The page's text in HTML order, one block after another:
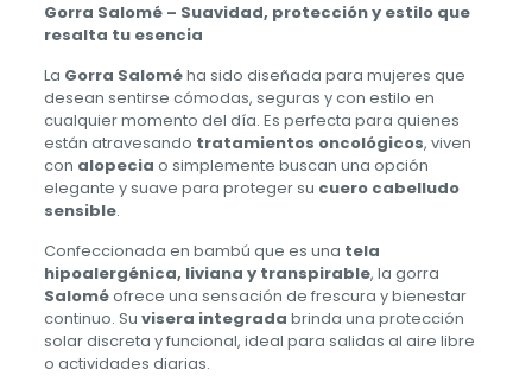
Gorra Salomé – Suavidad, protección y estilo que
resalta tu esencia
La Gorra Saloméha sido diseñada para mujeres que
desean sentirse cómodas, seguras y con estilo en
cualquier momento del día. Es perfecta para quienes
están atravesando tratamientos oncológicos, viven
con alopecia o simplemente buscan una opción
elegante y suave para proteger su cuero cabelludo
sensible.
Confeccionada en bambú que es una tela
hipoalergénica, liviana y transpirable, la gorra
Saloméofrece una sensación de frescura y bienestar
continuo. Su visera integrada brinda una protección
solar discreta y funcional, ideal para salidas al aire libre
o actividades diarias.